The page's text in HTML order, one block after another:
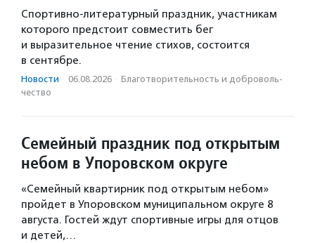
Спортивно-литературный праздник, участникам
которого предстоит совместить бег
и выразительное чтение стихов, состоится
в сентябре.
Новости · 06.08.2026 · Благотвори­тель­ность и доброволь­
чест­во
Семейный праздник под открытым
небом в Упоровском округе
«Семейный квартирник под открытым небом»
пройдет в Упоровском муниципальном округе 8
августа. Гостей ждут спортивные игры для отцов
и детей,…